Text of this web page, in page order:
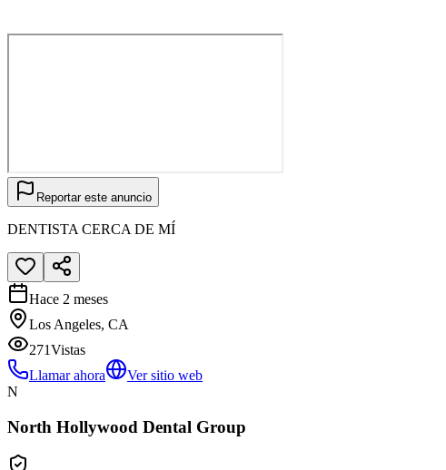
Reportar este anuncio
DENTISTA CERCA DE MÍ
Hace 2 meses
Los Angeles, CA
271Vistas
Llamar ahora
Ver sitio web
N
North Hollywood Dental Group